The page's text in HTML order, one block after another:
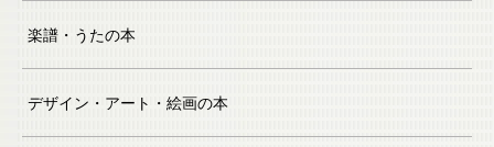
楽譜・うたの本
デザイン・アート・絵画の本